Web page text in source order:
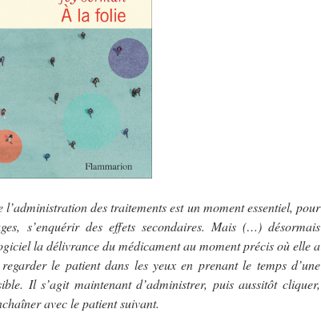
des traitements est un moment essentiel, pour
s’enquérir des effets secondaires. Mais (…) désormais
la délivrance du médicament au moment précis où elle a
le patient dans les yeux en prenant le temps d’une
Il s’agit maintenant d’administrer, puis aussitôt cliquer,
avec le patient suivant.